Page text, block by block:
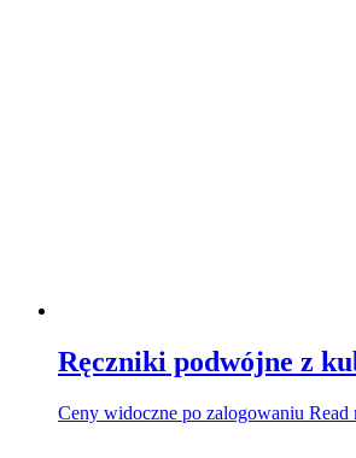
Ręczniki podwójne z
Ceny widoczne po zalogowaniu Read